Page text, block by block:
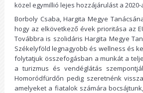
közel egymillió lejes hozzájárulást a
Borboly Csaba, Hargita Megye
hogy az elkövetkező évek prioritása az
Továbbra is szolidáris Hargita Megye
Székelyföld legnagyobb és wellness és
folytatjuk összefogásban a munkát a
a turizmus és vendéglátás
Homoródfürdőn pedig szeretnénk
amelyeket a fiatalok számára